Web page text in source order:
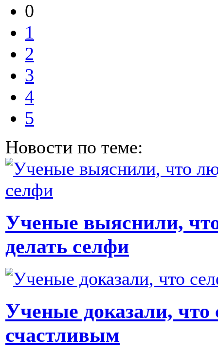
0
1
2
3
4
5
Новости по теме:
Ученые выяснили,
делать селфи
Ученые доказали, что
счастливым